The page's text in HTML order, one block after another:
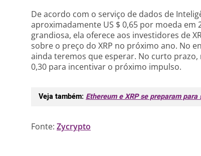
De acordo com o serviço de dados de
aproximadamente US $ 0,65 por moeda em
grandiosa, ela oferece aos investidores de
sobre o preço do XRP no próximo ano. No
ainda teremos que esperar. No curto
0,30 para incentivar o próximo impulso.
Veja também: Ethereum e XRP se preparam
Fonte: Zycrypto